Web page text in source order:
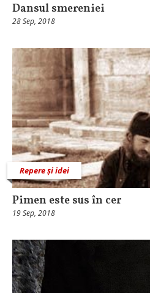
Dansul smereniei
28 Sep, 2018
Repere și idei
Pimen este sus în cer
19 Sep, 2018